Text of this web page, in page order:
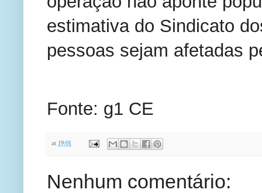
estimativa do Sindicato
pessoas sejam afetadas
Fonte: g1 CE
at 19:01
Nenhum comentário: